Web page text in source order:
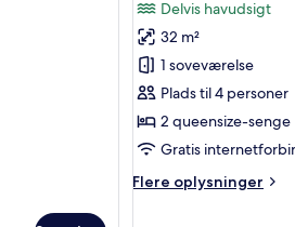
-
2
queensize-
senge
-
hawaiiansk
terrasse
anmeldelse)
Delvis havudsigt
32 m²
1 soveværelse
Plads til 4 personer
2 queensize-senge
Gratis
Flere oplysninger
Flere